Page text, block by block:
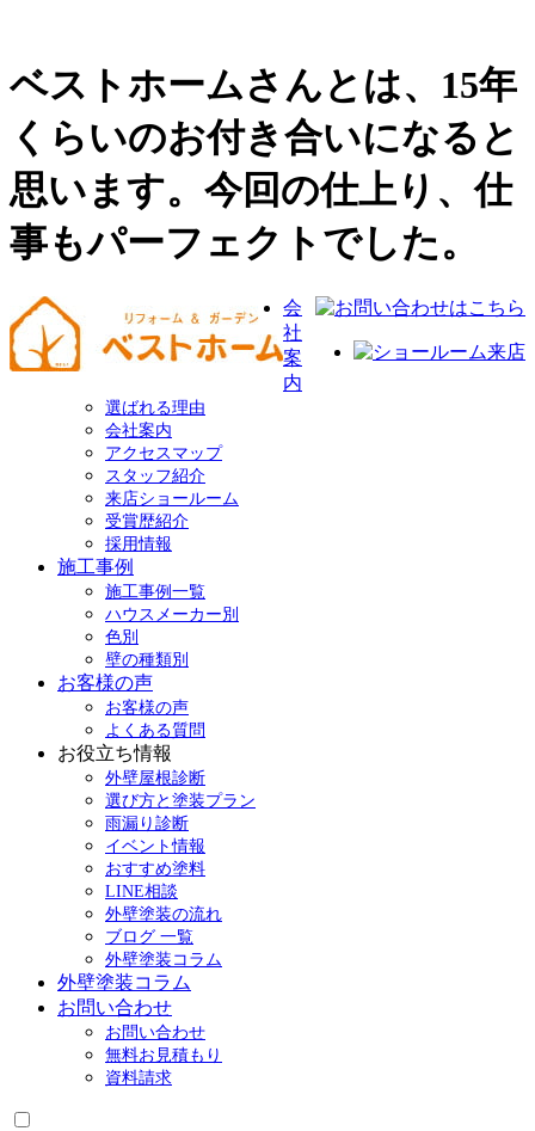
ベストホームさんとは、15年
くらいのお付き合いになると
思います。今回の仕上り、仕
事もパーフェクトでした。
会
社
案
内
選ばれる理由
会社案内
アクセスマップ
スタッフ紹介
来店ショールーム
受賞歴紹介
採用情報
施工事例
施工事例一覧
ハウスメーカー別
色別
壁の種類別
お客様の声
お客様の声
よくある質問
お役立ち情報
外壁屋根診断
選び方と塗装プラン
雨漏り診断
イベント情報
おすすめ塗料
LINE相談
外壁塗装の流れ
ブログ 一覧
外壁塗装コラム
外壁塗装コラム
お問い合わせ
お問い合わせ
無料お見積もり
資料請求